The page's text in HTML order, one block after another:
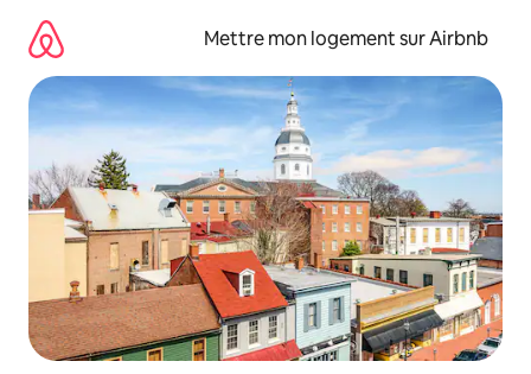
directement
contenu
Mettre mon logement sur Airbnb